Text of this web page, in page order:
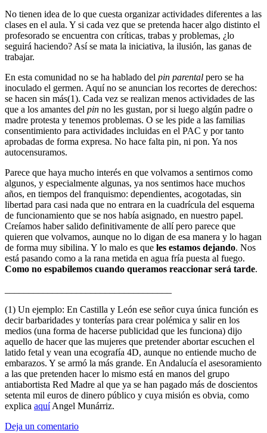
No tienen idea de lo que cuesta organizar actividades diferentes a las
clases en el aula. Y si cada vez que se pretenda hacer algo distinto el
profesorado se encuentra con críticas, trabas y problemas, ¿lo
seguirá haciendo? Así se mata la iniciativa, la ilusión, las ganas de
trabajar.
En esta comunidad no se ha hablado del pin parental pero se ha
inoculado el germen. Aquí no se anuncian los recortes de derechos:
se hacen sin más(1). Cada vez se realizan menos actividades de las
que a los amantes del pin no les gustan, por si luego algún padre o
madre protesta y tenemos problemas. O se les pide a las familias
consentimiento para actividades incluidas en el PAC y por tanto
aprobadas de forma expresa. No hace falta pin, ni pon. Ya nos
autocensuramos.
Parece que haya mucho interés en que volvamos a sentirnos como
algunos, y especialmente algunas, ya nos sentimos hace muchos
años, en tiempos del franquismo: dependientes, acogotadas, sin
libertad para casi nada que no entrara en la cuadrícula del esquema
de funcionamiento que se nos había asignado, en nuestro papel.
Creíamos haber salido definitivamente de allí pero parece que
quieren que volvamos, aunque no lo digan de esa manera y lo hagan
de forma muy sibilina. Y lo malo es que les estamos dejando. Nos
está pasando como a la rana metida en agua fría puesta al fuego.
Como no espabilemos cuando queramos reaccionar será tarde.
(1) Un ejemplo: En Castilla y León ese señor cuya única función es
decir barbaridades y tonterías para crear polémica y salir en los
medios (una forma de hacerse publicidad que les funciona) dijo
aquello de hacer que las mujeres que pretender abortar escuchen el
latido fetal y vean una ecografía 4D, aunque no entiende mucho de
embarazos. Y se armó la más grande. En Andalucía el asesoramiento
a las que pretenden hacer lo mismo está en manos del grupo
antiabortista Red Madre al que ya se han pagado más de doscientos
setenta mil euros de dinero público y cuya misión es obvia, como
explica aquíAngel Munárriz.
Deja un comentario